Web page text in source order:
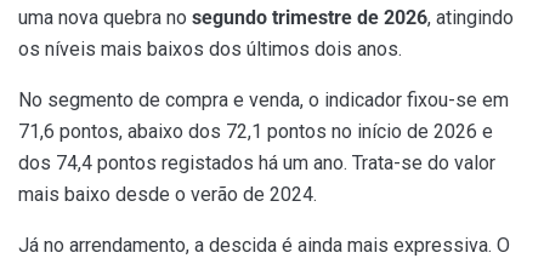
uma nova quebra no segundo trimestre de 2026, atingindo
os níveis mais baixos dos últimos dois anos.
No segmento de compra e venda, o indicador fixou-se em
71,6 pontos, abaixo dos 72,1 pontos no início de 2026 e
dos 74,4 pontos registados há um ano. Trata-se do valor
mais baixo desde o verão de 2024.
Já no arrendamento, a descida é ainda mais expressiva. O